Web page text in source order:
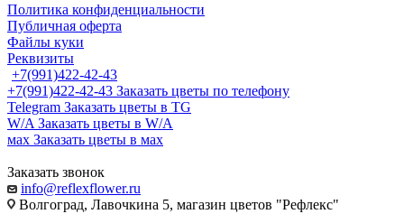
Политика конфиденциальности
Публичная оферта
Файлы куки
Реквизиты
+7(991)422-42-43
+7(991)422-42-43 Заказать цветы по телефону
Telegram Заказать цветы в TG
W/A Заказать цветы в W/A
мах Заказать цветы в мах
Заказать звонок
info@reflexflower.ru
Волгоград, Лавочкина 5, магазин цветов "Рефлекс"